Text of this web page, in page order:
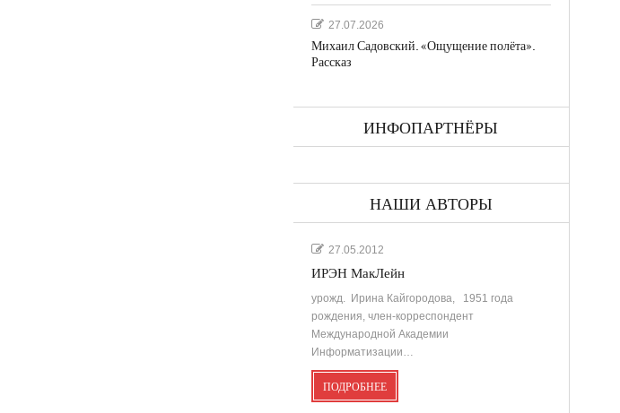
27.07.2026
Михаил Садовский. «Ощущение полёта».
Рассказ
ИНФОПАРТНЁРЫ
НАШИ АВТОРЫ
27.05.2012
ИРЭН МакЛейн
урожд. Ирина Кайгородова, 1951 года
рождения, член-корреспондент
Международной Академии
Информатизации…
ПОДРОБНЕЕ